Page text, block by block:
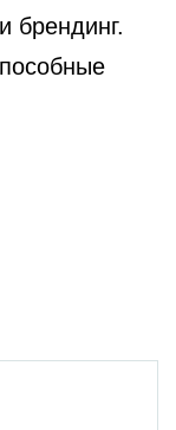
брендинг.